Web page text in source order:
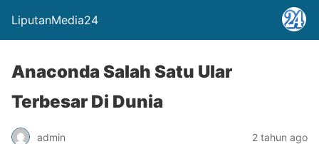
LiputanMedia24
Anaconda Salah Satu Ular
Terbesar Di Dunia
admin 2 tahun ago